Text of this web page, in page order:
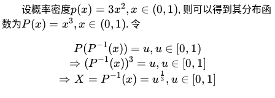
设概率密度p(x) =
3x^2,
p(x) = 3x2, x ∈ (0, 1), 则可以得到其分布函
数为P(x) =
P(x) = x3, x ∈ (0, 1). 令
P(P^{-1}(x)) = u,
P (P−1(x)) = u, u ∈ [0, 1)
⇒ (P−1(x))3 = u, u ∈ [0, 1]
⇒ X = P−1(x) = u 3
1 , u ∈ [0, 1]